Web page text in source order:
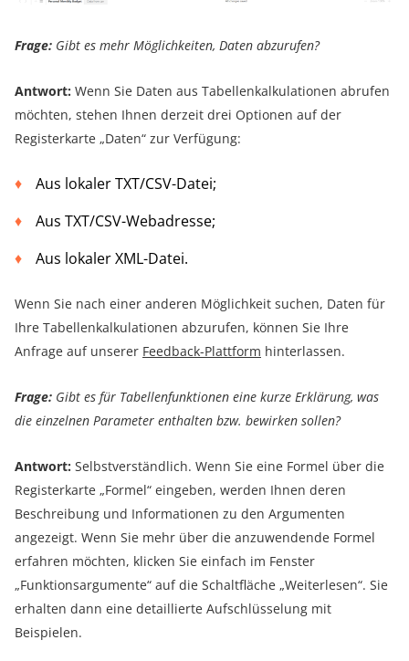
Frage: Gibt es mehr Möglichkeiten, Daten abzurufen?
Antwort: Wenn Sie Daten aus Tabellenkalkulationen abrufen
möchten, stehen Ihnen derzeit drei Optionen auf der
Registerkarte „Daten“ zur Verfügung:
Aus lokaler TXT/CSV-Datei;
Aus TXT/CSV-Webadresse;
Aus lokaler XML-Datei.
Wenn Sie nach einer anderen Möglichkeit suchen, Daten für
Ihre Tabellenkalkulationen abzurufen, können Sie Ihre
Anfrage auf unserer Feedback-Plattform hinterlassen.
Frage: Gibt es für Tabellenfunktionen eine kurze Erklärung, was
die einzelnen Parameter enthalten bzw. bewirken sollen?
Antwort: Selbstverständlich. Wenn Sie eine Formel über die
Registerkarte „Formel“ eingeben, werden Ihnen deren
Beschreibung und Informationen zu den Argumenten
angezeigt. Wenn Sie mehr über die anzuwendende Formel
erfahren möchten, klicken Sie einfach im Fenster
„Funktionsargumente“ auf die Schaltfläche „Weiterlesen“. Sie
erhalten dann eine detaillierte Aufschlüsselung mit
Beispielen.